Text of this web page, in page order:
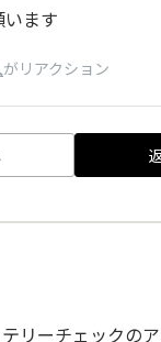
ます
がリアクション
リーチェックの